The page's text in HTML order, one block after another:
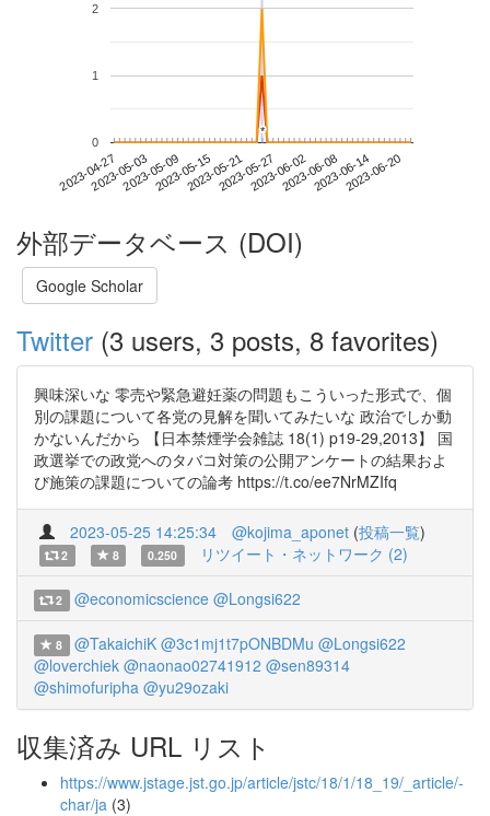
2023-04-272023-05-032023-05-092023-05-152023-05-212023-05-272023-06-022023-06-082023-06-142023-06-20
0
1
2
*
*
外部データベース (DOI)
Google Scholar
Twitter (3 users, 3 posts, 8 favorites)
興味深いな 零売や緊急避妊薬の問題もこういった形式で、個
別の課題について各党の見解を聞いてみたいな 政治でしか動
かないんだから 【日本禁煙学会雑誌 18(1) p19-29,2013】 国
政選挙での政党へのタバコ対策の公開アンケートの結果およ
び施策の課題についての論考 https://t.co/ee7NrMZIfq
2023-05-25 14:25:34 @kojima_aponet (投稿一覧)
2 8 0.250 リツイート・ネットワーク (2)
2 @economicscience @Longsi622
8 @TakaichiK @3c1mj1t7pONBDMu @Longsi622
@loverchiek @naonao02741912 @sen89314
@shimofuripha @yu29ozaki
収集済み URL リスト
https://www.jstage.jst.go.jp/article/jstc/18/1/18_19/_article/-
char/ja (3)